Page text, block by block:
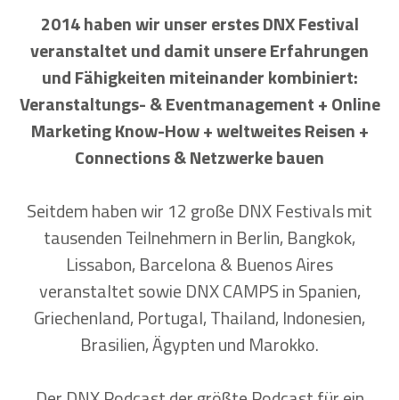
2014 haben wir unser erstes DNX Festival
veranstaltet und damit unsere Erfahrungen
und Fähigkeiten miteinander kombiniert:
Veranstaltungs- & Eventmanagement + Online
Marketing Know-How + weltweites Reisen +
Connections & Netzwerke bauen
Seitdem haben wir 12 große DNX Festivals mit
tausenden Teilnehmern in Berlin, Bangkok,
Lissabon, Barcelona & Buenos Aires
veranstaltet sowie DNX CAMPS in Spanien,
Griechenland, Portugal, Thailand, Indonesien,
Brasilien, Ägypten und Marokko.